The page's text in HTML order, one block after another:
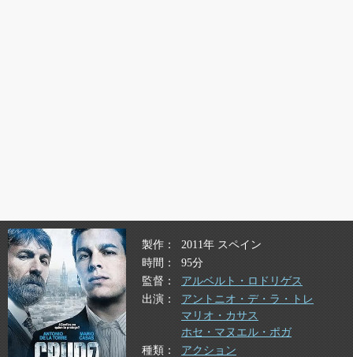
製作
2011年 スペイン
時間
95分
監督
アルベルト・ロドリゲス
出演
アントニオ・デ・ラ・トレ
マリオ・カサス
ホセ・マヌエル・ポガ
種類
アクション